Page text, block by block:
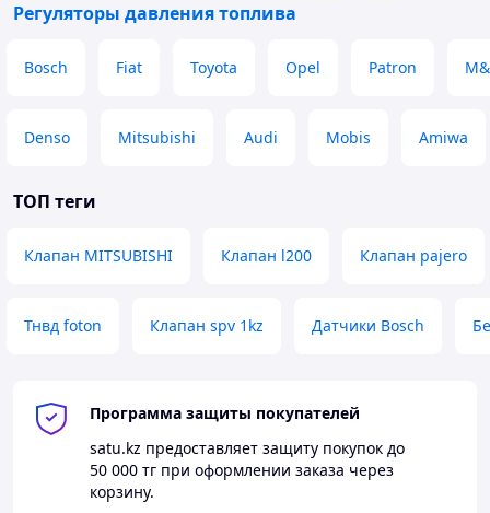
Регуляторы давления топлива
Bosch Fiat Toyota Opel Patron
Denso Mitsubishi Audi Mobis Amiwa
ТОП теги
Клапан MITSUBISHI Клапан l200 Клапан pajero
Тнвд foton Клапан spv 1kz Датчики Bosch
Программа защиты покупателей
satu.kz предоставляет защиту покупок до
50 000 тг при оформлении заказа через
корзину.